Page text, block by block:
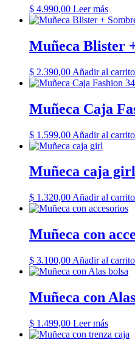
$ 4.990,00 Leer más
Muñeca Blister
$ 2.390,00 Añadir al carrito
Muñeca Caja
$ 1.599,00 Añadir al carrito
Muñeca caja girl
$ 1.320,00 Añadir al carrito
Muñeca con
$ 3.100,00 Añadir al carrito
Muñeca con
$ 1.499,00 Leer más